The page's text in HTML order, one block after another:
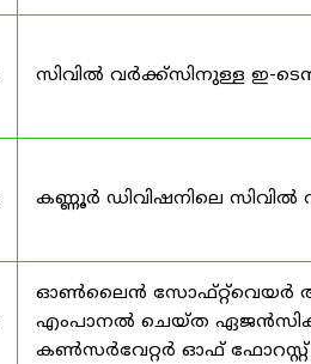
സിവിൽ വർക്ക്സിനുള്ള ഇ-
കണ്ണൂർ ഡിവിഷനിലെ
ഓൺലൈൻ സോഫ്റ്റ്‌വെയർ
എംപാനൽ ചെയ്ത
കൺസർവേറ്റർ ഓഫ് ഫോറസ്റ്റ്